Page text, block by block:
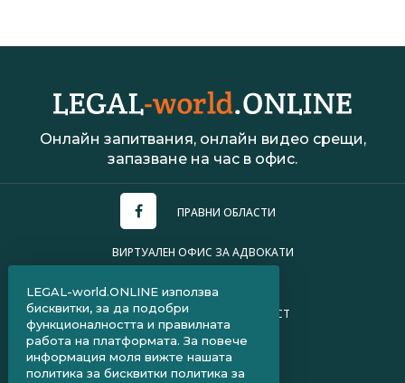
Онлайн запитвания, онлайн видео срещи,
запазване на час в офис.
ПРАВНИ ОБЛАСТИ
ВИРТУАЛЕН ОФИС ЗА АДВОКАТИ
ПОЛИТИКА ЗА ПОВЕРИТЕЛНОСТ
ЧЗВ ЗА КЛИЕНТИ
ЧЗВ ЗА АДВОКАТИ
LEGAL-world.ONLINE използва
бисквитки, за да подобри
функционалността и правилната
работа на платформата. За повече
информация моля вижте нашата
политика за бисквитки политика за